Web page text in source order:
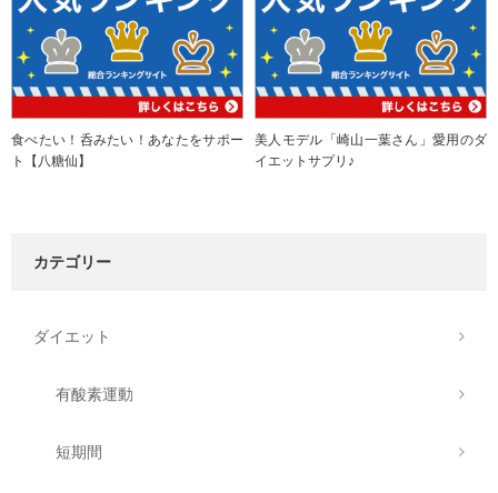
食べたい！呑みたい！あなたをサポー
ト【八糖仙】
美人モデル「崎山一葉さん」愛用のダ
イエットサプリ♪
カテゴリー
ダイエット
有酸素運動
短期間